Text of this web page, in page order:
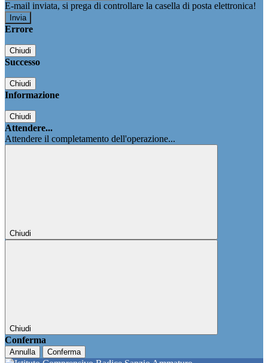
E-mail inviata, si prega di controllare la casella di posta elettronica!
Errore
Chiudi
Successo
Chiudi
Informazione
Chiudi
Attendere...
Attendere il completamento dell'operazione...
Chiudi
Chiudi
Conferma
Annulla Conferma